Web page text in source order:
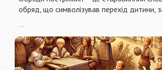
обряд, що символізував перехід дитини,
...